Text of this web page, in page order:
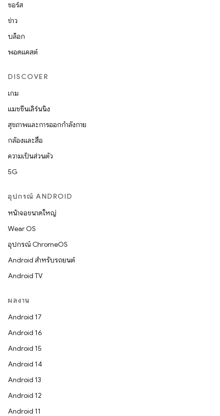
ซอร์ส
ข่าว
บล็อก
พอดแคสต์
DISCOVER
เกม
แมชชีนเลิร์นนิง
สุขภาพและการออกกำลังกาย
กล้องและสื่อ
ความเป็นส่วนตัว
5G
อุปกรณ์ ANDROID
หน้าจอขนาดใหญ่
Wear OS
อุปกรณ์ ChromeOS
Android สำหรับรถยนต์
Android TV
ผลงาน
Android 17
Android 16
Android 15
Android 14
Android 13
Android 12
Android 11